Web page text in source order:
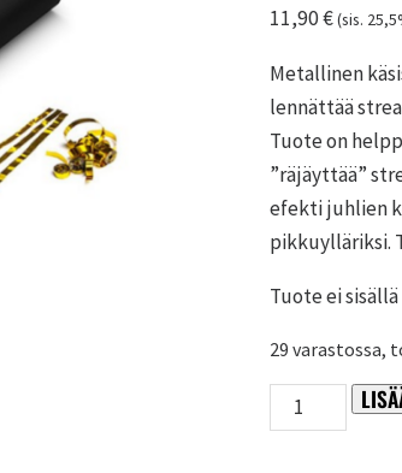
11,90€(sis.
Metallinen
lennättää
Tuote on
”räjäyttää”
efekti juhlien
pikkuylläriksi.
Tuote ei
29 varastossa,
Kultainen
käsistreamertykki